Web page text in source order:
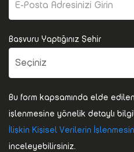
Başvuru Yaptığınız Şehir
Bu form kapsamında elde
işlenmesine yönelik detaylı
İlişkin Kişisel Verilerin
inceleyebilirsiniz.